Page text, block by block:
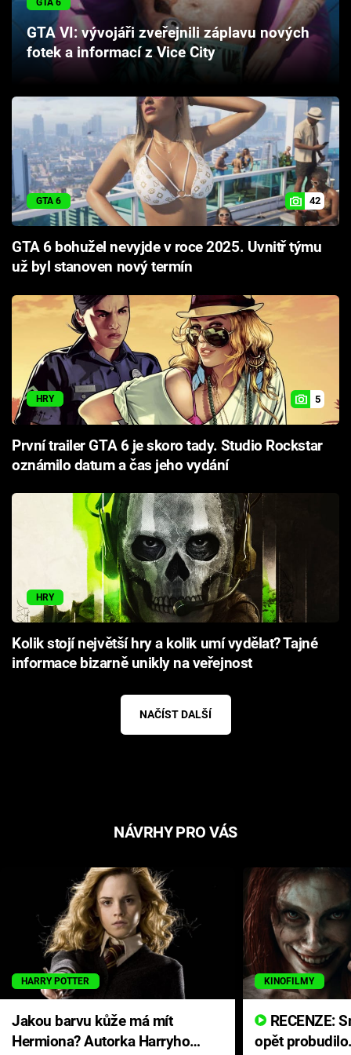
Cool Esport
Pořady
TV Program
Sledujte prima+
Přihlášení
Sledujte nás
GTA 6
GTA VI: vývojáři zveřejnili záplavu nových
fotek a informací z Vice City
GTA 6 42
GTA 6 bohužel nevyjde v roce 2025. Uvnitř týmu
už byl stanoven nový termín
HRY 5
První trailer GTA 6 je skoro tady. Studio Rockstar
oznámilo datum a čas jeho vydání
HRY
Kolik stojí největší hry a kolik umí vydělat? Tajné
informace bizarně unikly na veřejnost
NAČÍST DALŠÍ
NÁVRHY PRO VÁS
HARRY POTTER
Jakou barvu kůže má mít
Hermiona? Autorka Harryho
KINOFILMY
opět